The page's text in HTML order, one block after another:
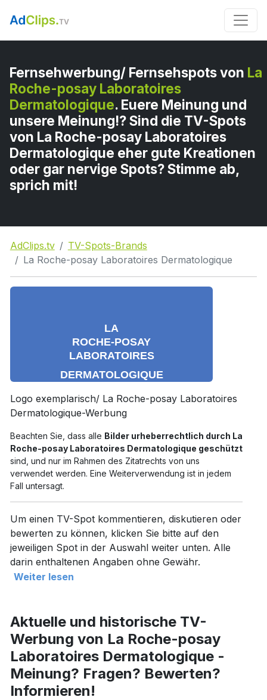
Fernsehwerbung/ Fernsehspots von La
Roche-posay Laboratoires
Dermatologique. Euere Meinung und
unsere Meinung!? Sind die TV-Spots
von La Roche-posay Laboratoires
Dermatologique eher gute Kreationen
oder gar nervige Spots? Stimme ab,
sprich mit!
AdClips.tv
TV-Spots-Brands
La Roche-posay Laboratoires Dermatologique
Logo exemplarisch/ La Roche-posay Laboratoires
Dermatologique-Werbung
Beachten Sie, dass alle Bilder urheberrechtlich durch La
Roche-posay Laboratoires Dermatologique geschützt
sind, und nur im Rahmen des Zitatrechts von uns
verwendet werden. Eine Weiterverwendung ist in jedem
Fall untersagt.
Um einen TV-Spot kommentieren, diskutieren oder
bewerten zu können, klicken Sie bitte auf den
jeweiligen Spot in der Auswahl weiter unten. Alle
darin enthaltenen Angaben ohne Gewähr.
Weiter lesen
Aktuelle und historische TV-
Werbung von La Roche-posay
Laboratoires Dermatologique -
Meinung? Fragen? Bewerten?
Informieren!